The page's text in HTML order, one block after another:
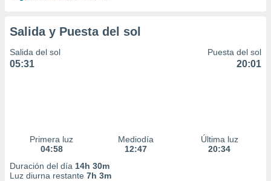
Salida y Puesta del sol
Salida del sol
05:31
Puesta del sol
20:01
Primera luz
04:58
Mediodía
12:47
Última luz
20:34
Duración del día 14h 30m
Luz diurna restante 7h 3m